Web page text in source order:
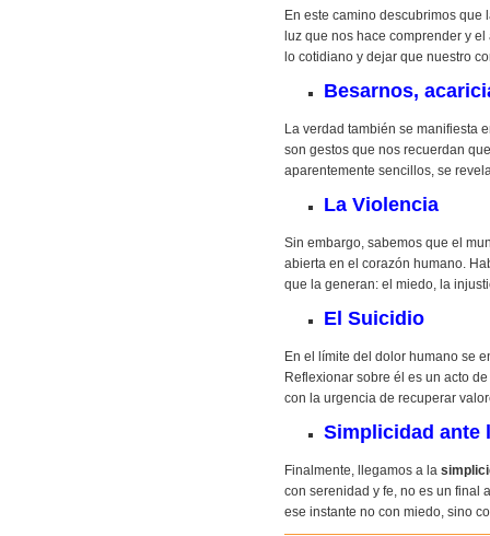
En este camino descubrimos que
luz que nos hace comprender y
lo cotidiano y dejar que nuestro
Besarnos,
La verdad también se manifiesta
son gestos que nos recuerdan
aparentemente sencillos, se
La Violencia
Sin embargo, sabemos que el
abierta en el corazón humano.
que la generan: el miedo, la
El Suicidio
En el límite del dolor humano se
Reflexionar sobre él es un acto
con la urgencia de recuperar
Simplicidad ante
Finalmente, llegamos a la
con serenidad y fe, no es un final
ese instante no con miedo, sino